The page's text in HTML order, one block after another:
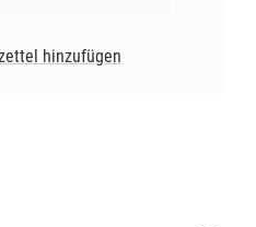
hinzufügen